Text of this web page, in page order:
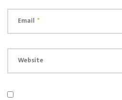
Email *
Website